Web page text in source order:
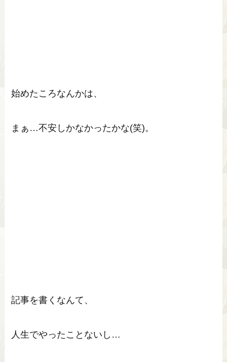
始めたころなんかは、
まぁ…不安しかなかったかな(笑)。
記事を書くなんて、
人生でやったことないし…